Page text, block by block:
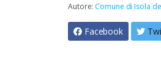
Autore: Comune di Isola
Facebook